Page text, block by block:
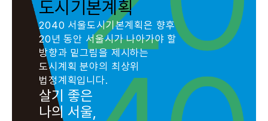
도시기본계획
2040 서울도시기본계획은 향후
20년 동안 서울시가 나아가야 할
방향과 밑그림을 제시하는
도시계획 분야의 최상위
법정계획입니다.
살기 좋은
나의 서울,